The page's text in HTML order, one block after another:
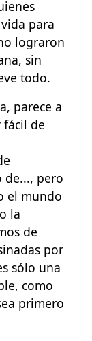
para
lograron
sin
todo.
parece a
de
de..., pero
el mundo
la
de
por
sólo una
como
primero